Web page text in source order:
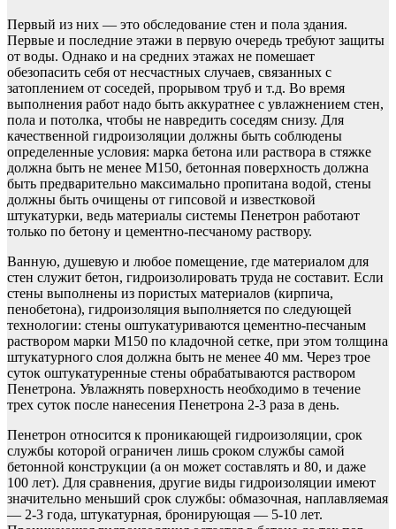
Первый из них — это обследование стен и пола здания.
Первые и последние этажи в первую очередь требуют защиты
от воды. Однако и на средних этажах не помешает
обезопасить себя от несчастных случаев, связанных с
затоплением от соседей, прорывом труб и т.д. Во время
выполнения работ надо быть аккуратнее с увлажнением стен,
пола и потолка, чтобы не навредить соседям снизу. Для
качественной гидроизоляции должны быть соблюдены
определенные условия: марка бетона или раствора в стяжке
должна быть не менее М150, бетонная поверхность должна
быть предварительно максимально пропитана водой, стены
должны быть очищены от гипсовой и известковой
штукатурки, ведь материалы системы Пенетрон работают
только по бетону и цементно-песчаному раствору.
Ванную, душевую и любое помещение, где материалом для
стен служит бетон, гидроизолировать труда не составит. Если
стены выполнены из пористых материалов (кирпича,
пенобетона), гидроизоляция выполняется по следующей
технологии: стены оштукатуриваются цементно-песчаным
раствором марки М150 по кладочной сетке, при этом толщина
штукатурного слоя должна быть не менее 40 мм. Через трое
суток оштукатуренные стены обрабатываются раствором
Пенетрона. Увлажнять поверхность необходимо в течение
трех суток после нанесения Пенетрона 2-3 раза в день.
Пенетрон относится к проникающей гидроизоляции, срок
службы которой ограничен лишь сроком службы самой
бетонной конструкции (а он может составлять и 80, и даже
100 лет). Для сравнения, другие виды гидроизоляции имеют
значительно меньший срок службы: обмазочная, наплавляемая
— 2-3 года, штукатурная, бронирующая — 5-10 лет.